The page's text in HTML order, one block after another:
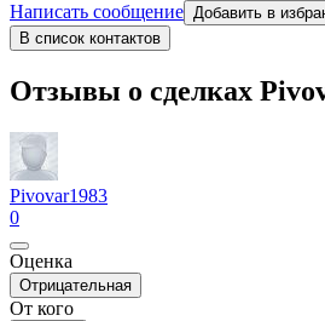
Написать сообщение Добавить в
В список контактов
Отзывы о сделках
Pivovar1983
0
Оценка
Отрицательная
От кого